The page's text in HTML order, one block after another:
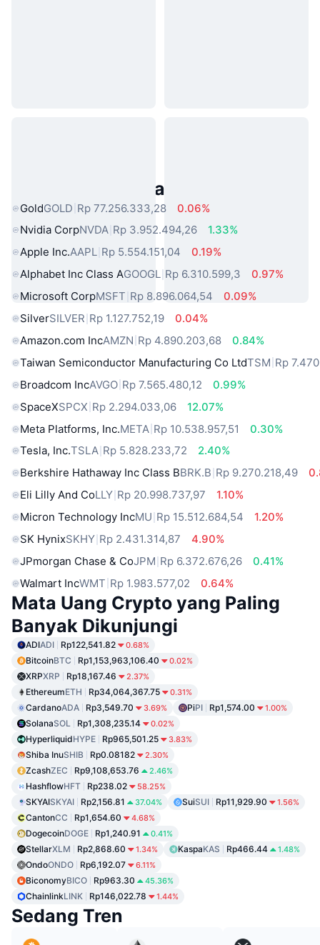
Aset Dunia Nyata Populer
GoldGOLD Rp 77.256.333,28
0.06%
Nvidia CorpNVDA Rp 3.952.494,26
1.33%
Apple Inc.AAPL Rp 5.554.151,04
0.19%
Alphabet Inc Class AGOOGL Rp 6.310.599,3
0.97%
Microsoft CorpMSFT Rp 8.896.064,54
0.09%
SilverSILVER Rp 1.127.752,19
0.04%
Amazon.com IncAMZN Rp 4.890.203,68
0.84%
Taiwan Semiconductor Manufacturing Co LtdTSM Rp
Broadcom IncAVGO Rp 7.565.480,12
0.99%
SpaceXSPCX Rp 2.294.033,06
12.07%
Meta Platforms, Inc.META Rp 10.538.957,51
0.30%
Tesla, Inc.TSLA Rp 5.828.233,72
2.40%
Berkshire Hathaway Inc Class BBRK.B Rp 9.270.218,49
Eli Lilly And CoLLY Rp 20.998.737,97
1.10%
Micron Technology IncMU Rp 15.512.684,54
1.20%
SK HynixSKHY Rp 2.431.314,87
4.90%
JPmorgan Chase & CoJPM Rp 6.372.676,26
0.41%
Walmart IncWMT Rp 1.983.577,02 0.64%
Mata Uang Crypto yang Paling
Banyak Dikunjungi
ADIADI Rp122,541.82 0.68%
BitcoinBTC Rp1,153,963,106.40 0.02%
XRPXRP Rp18,167.46 2.37%
EthereumETH Rp34,064,367.75 0.31%
CardanoADA Rp3,549.70 3.69% PiPI Rp1,574.00 1.00%
SolanaSOL Rp1,308,235.14 0.02%
HyperliquidHYPE Rp965,501.25 3.83%
Shiba InuSHIB Rp0.08182 2.30%
ZcashZEC Rp9,108,653.76 2.46%
HashflowHFT Rp238.02 58.25%
SKYAISKYAI Rp2,156.81 37.04% SuiSUI Rp11,929.90 1.56%
CantonCC Rp1,654.60 4.68%
DogecoinDOGE Rp1,240.91 0.41%
StellarXLM Rp2,868.60 1.34% KaspaKAS Rp466.44 1.48%
OndoONDO Rp6,192.07 6.11%
BiconomyBICO Rp963.30 45.36%
ChainlinkLINK Rp146,022.78 1.44%
Sedang Tren